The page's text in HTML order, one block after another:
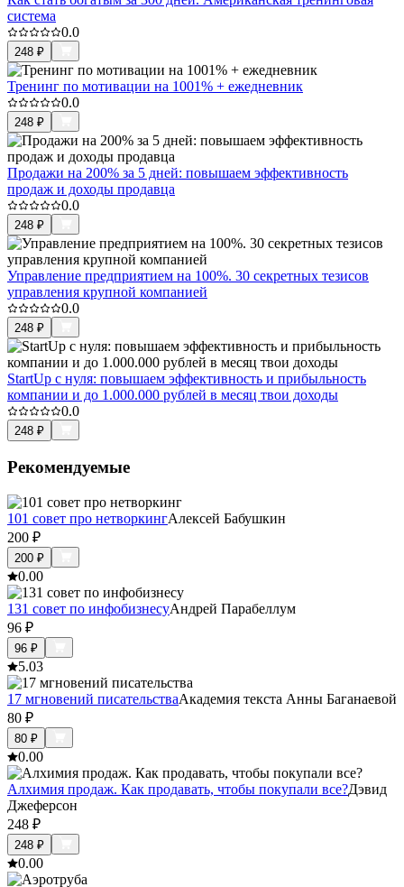
система
0.0
248 ₽
Тренинг по мотивации на 1001% + ежедневник
0.0
248 ₽
Продажи на 200% за 5 дней: повышаем эффективность
продаж и доходы продавца
0.0
248 ₽
Управление предприятием на 100%. 30 секретных тезисов
управления крупной компанией
0.0
248 ₽
StartUp с нуля: повышаем эффективность и прибыльность
компании и до 1.000.000 рублей в месяц твои доходы
0.0
248 ₽
Рекомендуемые
101 совет про нетворкингАлексей Бабушкин
200 ₽
200 ₽
0.00
131 совет по инфобизнесуАндрей Парабеллум
96 ₽
96 ₽
5.03
17 мгновений писательстваАкадемия текста Анны Баганаевой
80 ₽
80 ₽
0.00
Алхимия продаж. Как продавать, чтобы покупали все?Дэвид
Джеферсон
248 ₽
248 ₽
0.00